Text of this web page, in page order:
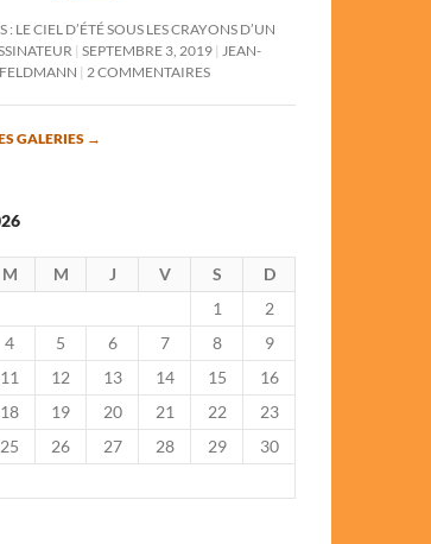
: LE CIEL D’ÉTÉ SOUS LES CRAYONS D’UN
SEPTEMBRE 3, 2019
JEAN-
2 COMMENTAIRES
GALERIES →
M M J V S
D
1
2
4 5 6 7 8
9
11 12 13 14 15
16
18 19 20 21 22
23
25 26 27 28 29
30